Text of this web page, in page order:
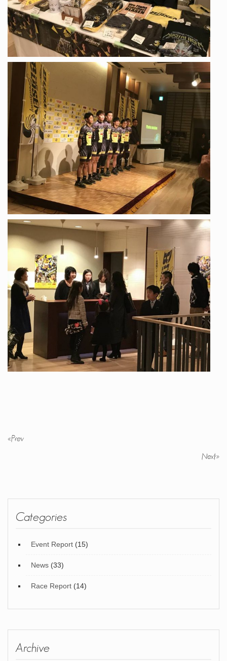
«Prev
Next»
Categories
Event Report (15)
News (33)
Race Report (14)
Archive